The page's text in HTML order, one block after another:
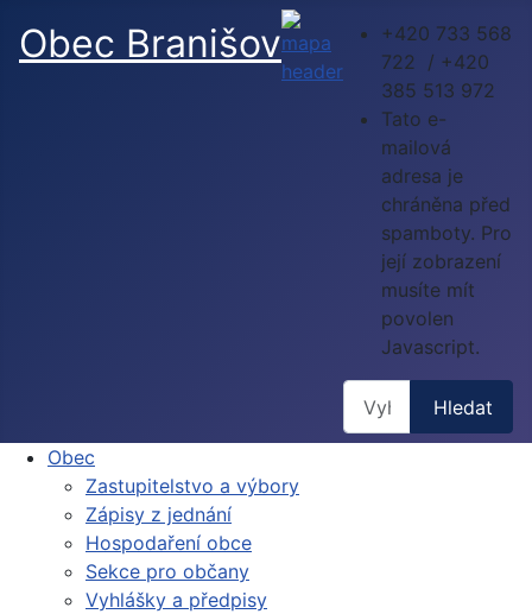
Obec Branišov
+420 733 568
722 / +420
385 513 972
Tato e-
mailová
adresa je
chráněna před
spamboty. Pro
její zobrazení
musíte mít
povolen
Javascript.
Hledat
Obec
Zastupitelstvo a výbory
Zápisy z jednání
Hospodaření obce
Sekce pro občany
Vyhlášky a předpisy